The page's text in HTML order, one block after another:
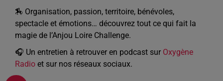
🏇 Organisation, passion, territoire, bénévoles,
spectacle et émotions… découvrez tout ce qui fait la
magie de l’Anjou Loire Challenge.
🎧 Un entretien à retrouver en podcast sur Oxygène
Radio et sur nos réseaux sociaux.